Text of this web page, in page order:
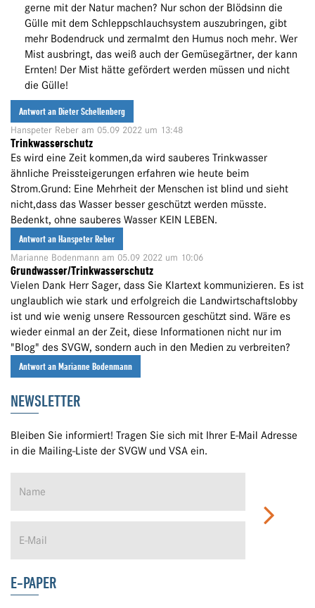
gerne mit der Natur machen? Nur schon der Blödsinn die
Gülle mit dem Schleppschlauchsystem auszubringen, gibt
mehr Bodendruck und zermalmt den Humus noch mehr. Wer
Mist ausbringt, das weiß auch der Gemüsegärtner, der kann
Ernten! Der Mist hätte gefördert werden müssen und nicht
die Gülle!
Antwort an Dieter Schellenberg
Hanspeter Reber am 05.09 2022 um 13:48
Trinkwasserschutz
Es wird eine Zeit kommen,da wird sauberes Trinkwasser
ähnliche Preissteigerungen erfahren wie heute beim
Strom.Grund: Eine Mehrheit der Menschen ist blind und sieht
nicht,dass das Wasser besser geschützt werden müsste.
Bedenkt, ohne sauberes Wasser KEIN LEBEN.
Antwort an Hanspeter Reber
Marianne Bodenmann am 05.09 2022 um 10:06
Grundwasser/Trinkwasserschutz
Vielen Dank Herr Sager, dass Sie Klartext kommunizieren. Es ist
unglaublich wie stark und erfolgreich die Landwirtschaftslobby
ist und wie wenig unsere Ressourcen geschützt sind. Wäre es
wieder einmal an der Zeit, diese Informationen nicht nur im
"Blog" des SVGW, sondern auch in den Medien zu verbreiten?
Antwort an Marianne Bodenmann
NEWSLETTER
Bleiben Sie informiert! Tragen Sie sich mit Ihrer E-Mail Adresse
in die Mailing-Liste der SVGW und VSA ein.
E-PAPER